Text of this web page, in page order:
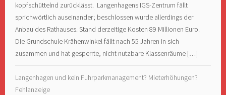
kopfschüttelnd zurücklässt. Langenhagens IGS-Zentrum fällt
sprichwörtlich auseinander; beschlossen wurde allerdings der
Anbau des Rathauses. Stand derzeitige Kosten 89 Millionen Euro.
Die Grundschule Krähenwinkel fällt nach 55 Jahren in sich
zusammen und hat gesperrte, nicht nutzbare Klassenräume […]
Langenhagen und kein Fuhrparkmanagement? Mieterhöhungen?
Fehlanzeige